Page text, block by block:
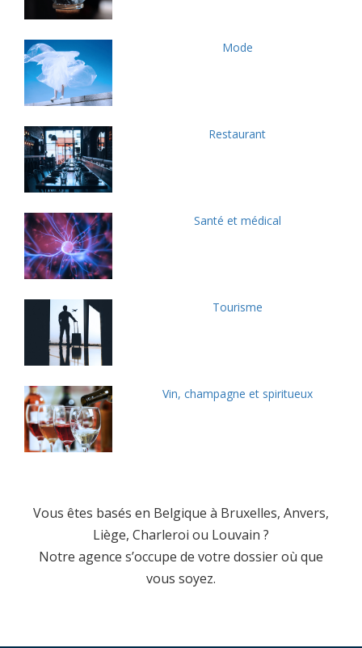
Mode
Restaurant
Santé et médical
Tourisme
Vin, champagne et spiritueux
Vous êtes basés en Belgique à Bruxelles, Anvers,
Liège, Charleroi ou Louvain ?
Notre agence s’occupe de votre dossier où que
vous soyez.